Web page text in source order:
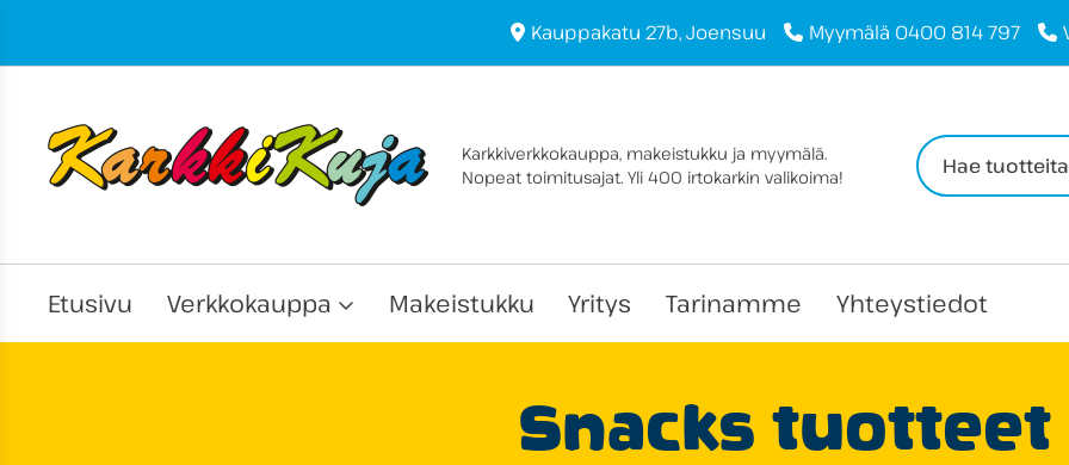
Kauppakatu 27b, Joensuu Myymälä 0400 814 797
Karkkiverkkokauppa, makeistukku ja myymälä.
Nopeat toimitusajat. Yli 400 irtokarkin valikoima!
Haku:
Etusivu Verkkokauppa Makeistukku Yritys Tarinamme Yhteystiedot
Snacks tuotteet